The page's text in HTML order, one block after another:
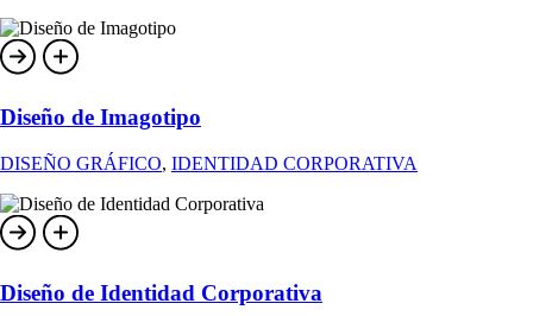
Diseño de Imagotipo
DISEÑO GRÁFICO, IDENTIDAD CORPORATIVA
Diseño de Identidad Corporativa